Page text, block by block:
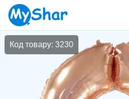
Код товару: 3230